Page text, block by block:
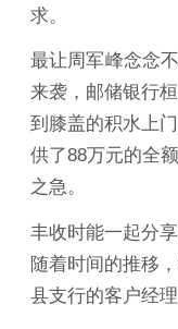
求。
最让周军峰念念
来袭，邮储银行
到膝盖的积水上
供了88万元的全
之急。
丰收时能一起分
随着时间的推移
县支行的客户经